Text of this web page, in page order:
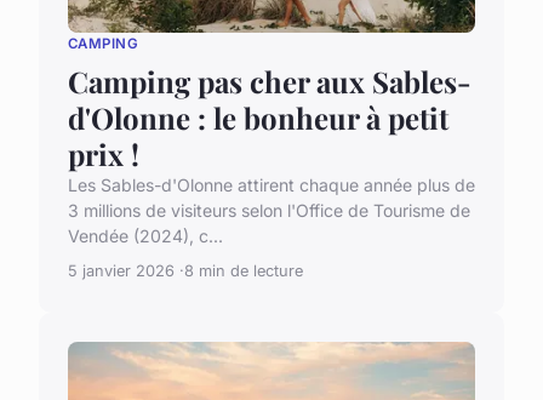
CAMPING
Camping pas cher aux Sables-
d'Olonne : le bonheur à petit
prix !
Les Sables-d'Olonne attirent chaque année plus de
3 millions de visiteurs selon l'Office de Tourisme de
Vendée (2024), c...
5 janvier 2026 8 min de lecture